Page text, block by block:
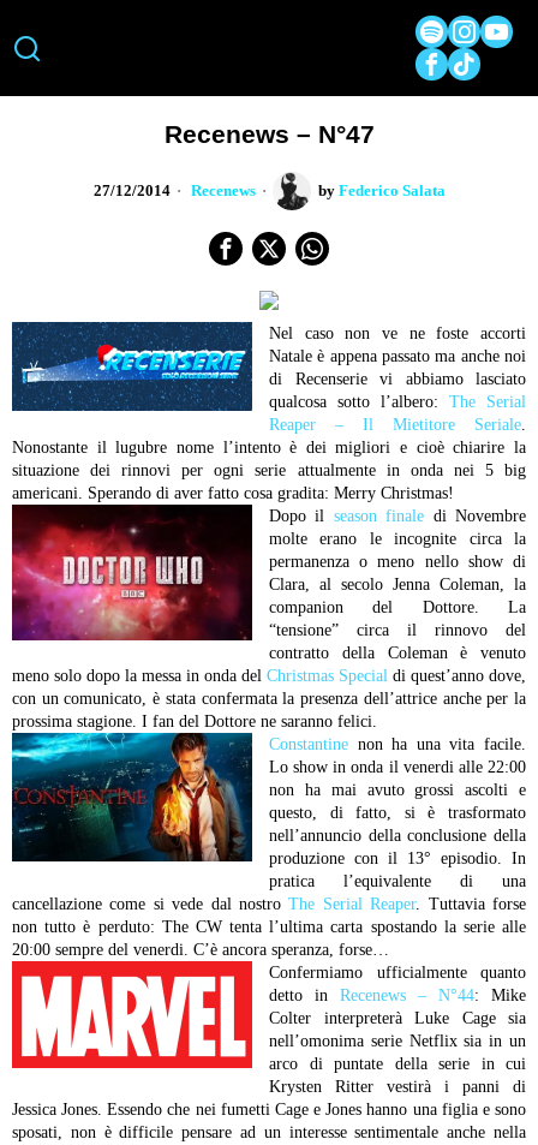
Recenews – N°47
27/12/2014 Recenews by Federico Salata
Nel caso non ve ne foste accorti
Natale è appena passato ma anche noi
di Recenserie vi abbiamo lasciato
qualcosa sotto l’albero: The Serial
Reaper – Il Mietitore Seriale.
Nonostante il lugubre nome l’intento è dei migliori e cioè chiarire la
situazione dei rinnovi per ogni serie attualmente in onda nei 5 big
americani. Sperando di aver fatto cosa gradita: Merry Christmas!
Dopo il season finale di Novembre
molte erano le incognite circa la
permanenza o meno nello show di
Clara, al secolo Jenna Coleman, la
companion del Dottore. La
“tensione” circa il rinnovo del
contratto della Coleman è venuto
meno solo dopo la messa in onda del Christmas Special di quest’anno dove,
con un comunicato, è stata confermata la presenza dell’attrice anche per la
prossima stagione. I fan del Dottore ne saranno felici.
Constantine non ha una vita facile.
Lo show in onda il venerdi alle 22:00
non ha mai avuto grossi ascolti e
questo, di fatto, si è trasformato
nell’annuncio della conclusione della
produzione con il 13° episodio. In
pratica l’equivalente di una
cancellazione come si vede dal nostroThe Serial Reaper. Tuttavia forse
non tutto è perduto: The CW tenta l’ultima carta spostando la serie alle
20:00 sempre del venerdi. C’è ancora speranza, forse…
Confermiamo ufficialmente quanto
detto in Recenews – N°44: Mike
Colter interpreterà Luke Cage sia
nell’omonima serie Netflix sia in un
arco di puntate della serie in cui
Krysten Ritter vestirà i panni di
Jessica Jones. Essendo che nei fumetti Cage e Jones hanno una figlia e sono
sposati, non è difficile pensare ad un interesse sentimentale anche nella